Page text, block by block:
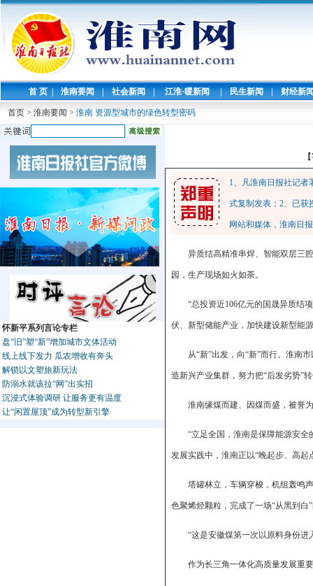
首 页 | 淮南要闻 | 社会新闻 | 江淮·暖新闻 | 民生新闻 | 财经新
首页 > 淮南要闻 > 淮南 资源型城市的绿色转型密码
怀新平系列言论专栏
盘“旧”塑“新”增加城市文体活动
线上线下发力 瓜农增收有奔头
解锁以文塑旅新玩法
防溺水就该拉“网”出实招
沉浸式体验调研 让服务更有温度
让“闲置屋顶”成为转型新引擎
1、凡淮南日报社记
式复制发表；2、已获
网站和媒体，淮南日
异质结高精准串焊、智能双层三
园，生产现场如火如荼。
“总投资近106亿元的国晟异质结
伏、新型储能产业，加快建设新型能
从“新”出发，向“新”而行。淮南
造新兴产业集群，努力把“后发劣势”
淮南缘煤而建、因煤而盛，被誉
“立足全国，淮南是保障能源安
发展实践中，淮南正以“晚起步、高起
塔罐林立，车辆穿梭，机组轰鸣
色聚烯烃颗粒，完成了一场“从黑到白
“这是安徽煤第一次以原料身份进
作为长三角一体化高质量发展重